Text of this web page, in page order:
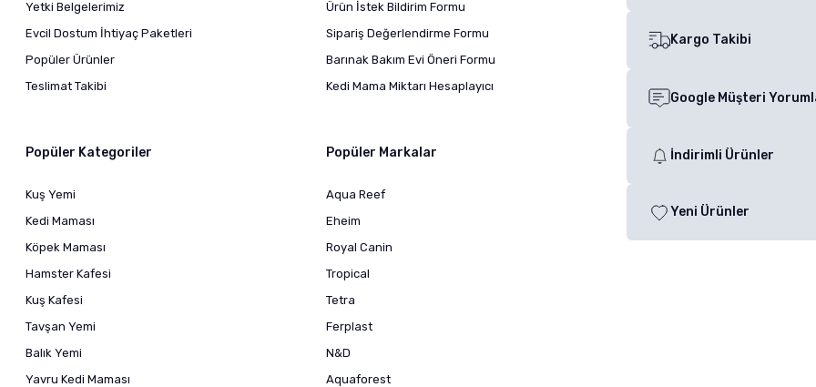
Yetki Belgelerimiz
Evcil Dostum İhtiyaç Paketleri
Popüler Ürünler
Teslimat Takibi
Ürün İstek Bildirim Formu
Sipariş Değerlendirme Formu
Barınak Bakım Evi Öneri Formu
Kedi Mama Miktarı Hesaplayıcı
Popüler Kategoriler
Kuş Yemi
Kedi Maması
Köpek Maması
Hamster Kafesi
Kuş Kafesi
Tavşan Yemi
Balık Yemi
Yavru Kedi Maması
Popüler Markalar
Aqua Reef
Eheim
Royal Canin
Tropical
Tetra
Ferplast
N&D
Aquaforest
Kargo Takibi
Google Müşteri
İndirimli Ürünler
Yeni Ürünler